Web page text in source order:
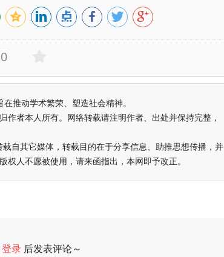
0
推动学术繁荣、塑造社会精神。
者本人所有。网络转载请注明作者、出处并保持完整，
自其它媒体，转载目的在于分享信息、助推思想传播，并
人不愿被使用，请来函指出，本网即予改正。
登录 后发表评论～